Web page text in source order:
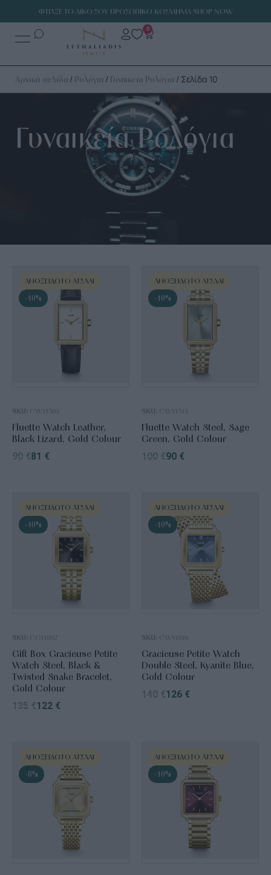
ΦΤΙΑΞΕ ΤΟ ΔΙΚΟ ΣΟΥ ΠΡΟΣΩΠΙΚΟ ΚΟΣΜΗΜΑ SHOP NOW
0
Αρχική σελίδα / Ρολόγια / Γυναικεία Ρολόγια / Σελίδα 10
Γυναικεία Ρολόγια
ΑΝΟΞΕΊΔΩΤΟ ΑΤΣΆΛΙ
-10%
SKU: CW11504
Fluette Watch Leather,
Black Lizard, Gold Colour
90 €81 €
ΑΝΟΞΕΊΔΩΤΟ ΑΤΣΆΛΙ
-10%
SKU: CW11514
Fluette Watch Steel, Sage
Green, Gold Colour
100 €90 €
ΑΝΟΞΕΊΔΩΤΟ ΑΤΣΆΛΙ
-10%
SKU: CG11802
Gift Box Gracieuse Petite
Watch Steel, Black &
Twisted Snake Bracelet,
Gold Colour
135 €122 €
ΑΝΟΞΕΊΔΩΤΟ ΑΤΣΆΛΙ
-10%
SKU: CW11816
Gracieuse Petite Watch
Double Steel, Kyanite Blue,
Gold Colour
140 €126 €
ΑΝΟΞΕΊΔΩΤΟ ΑΤΣΆΛΙ
-8%
ΑΝΟΞΕΊΔΩΤΟ ΑΤΣΆΛΙ
-10%